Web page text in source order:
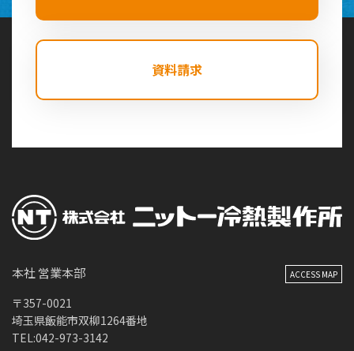
資料請求
本社 営業本部 ACCESS MAP
〒357-0021
埼玉県飯能市双柳1264番地
TEL:042-973-3142